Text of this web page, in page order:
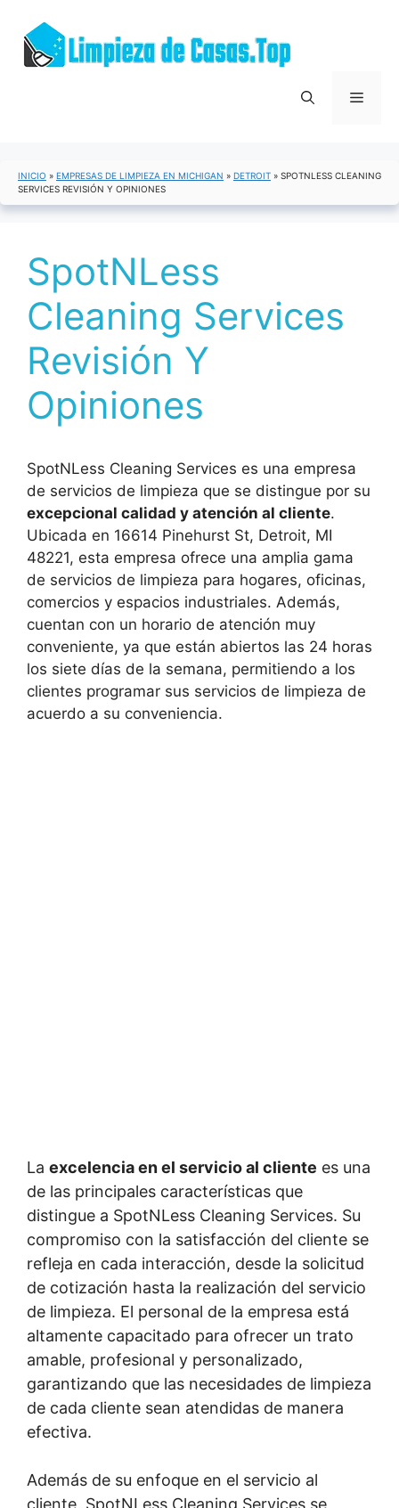
contenido
Menú
INICIO » EMPRESAS DE LIMPIEZA EN MICHIGAN » DETROIT » SPOTNLESS CLEANING
SERVICES REVISIÓN Y OPINIONES
SpotNLess
Cleaning Services
Revisión Y
Opiniones
SpotNLess Cleaning Services es una empresa
de servicios de limpieza que se distingue por su
excepcional calidad y atención al cliente.
Ubicada en 16614 Pinehurst St, Detroit, MI
48221, esta empresa ofrece una amplia gama
de servicios de limpieza para hogares, oficinas,
comercios y espacios industriales. Además,
cuentan con un horario de atención muy
conveniente, ya que están abiertos las 24 horas
los siete días de la semana, permitiendo a los
clientes programar sus servicios de limpieza de
acuerdo a su conveniencia.
La excelencia en el servicio al cliente es una
de las principales características que
distingue a SpotNLess Cleaning Services. Su
compromiso con la satisfacción del cliente se
refleja en cada interacción, desde la solicitud
de cotización hasta la realización del servicio
de limpieza. El personal de la empresa está
altamente capacitado para ofrecer un trato
amable, profesional y personalizado,
garantizando que las necesidades de limpieza
de cada cliente sean atendidas de manera
efectiva.
Además de su enfoque en el servicio al
cliente, SpotNLess Cleaning Services se